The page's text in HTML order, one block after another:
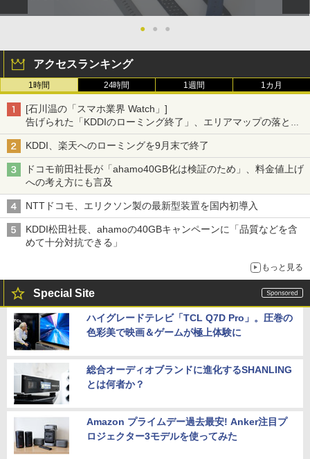
● ● ●
アクセスランキング
1時間 24時間 1週間 1カ月
[石川温の「スマホ業界 Watch」]
告げられた「KDDIのローミング終了」、エリアマップの落とし
穴と楽天モバイルの課題
KDDI、楽天へのローミングを9月末で終了
ドコモ前田社長が「ahamo40GB化は検証のため」、料金値上げ
への考え方にも言及
NTTドコモ、エリクソン製の最新型装置を国内初導入
KDDI松田社長、ahamoの40GBキャンペーンに「品質などを含
めて十分対抗できる」
もっと見る
Special Site
ハイグレードテレビ「TCL Q7D Pro」。圧巻の
色彩美で映画＆ゲームが極上体験に
総合オーディオブランドに進化するSHANLING
とは何者か？
Amazon プライムデー過去最安! Anker注目プ
ロジェクター3モデルを使ってみた